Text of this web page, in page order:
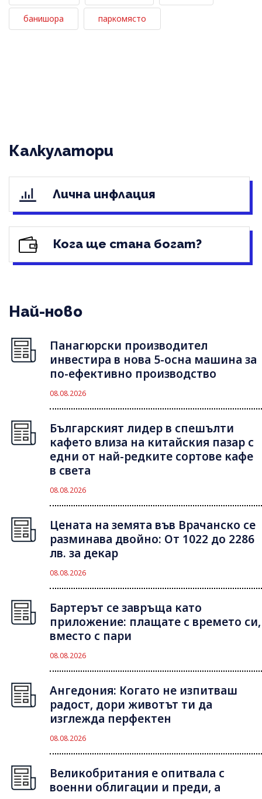
банишора паркомясто
Калкулатори
Лична инфлация
Кога ще стана богат?
Най-ново
Панагюрски производител
инвестира в нова 5-осна машина за
по-ефективно производство
08.08.2026
Българският лидер в спешълти
кафето влиза на китайския пазар с
едни от най-редките сортове кафе
в света
08.08.2026
Цената на земята във Врачанско се
разминава двойно: От 1022 до 2286
лв. за декар
08.08.2026
Бартерът се завръща като
приложение: плащате с времето си,
вместо с пари
08.08.2026
Ангедония: Когато не изпитваш
радост, дори животът ти да
изглежда перфектен
08.08.2026
Великобритания е опитвала с
военни облигации и преди, а